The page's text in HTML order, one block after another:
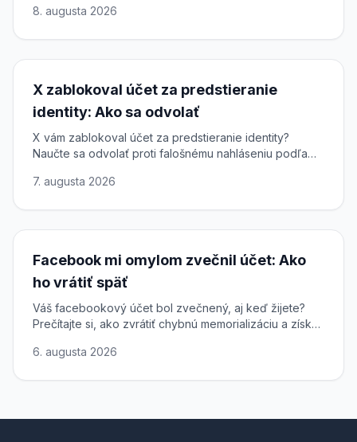
8. augusta 2026
X zablokoval účet za predstieranie
identity: Ako sa odvolať
X vám zablokoval účet za predstieranie identity?
Naučte sa odvolať proti falošnému nahláseniu podľa
7. augusta 2026
Facebook mi omylom zvečnil účet: Ako
ho vrátiť späť
Váš facebookový účet bol zvečnený, aj keď žijete?
Prečítajte si, ako zvrátiť chybnú memorializáciu a získať
6. augusta 2026